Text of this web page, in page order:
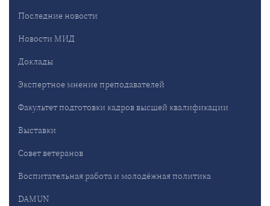
Последние новости
Новости МИД
Доклады
Экспертное мнение преподавателей
Факультет подготовки кадров высшей квалификации
Выставки
Совет ветеранов
Воспитательная работа и молодёжная политика
DAMUN